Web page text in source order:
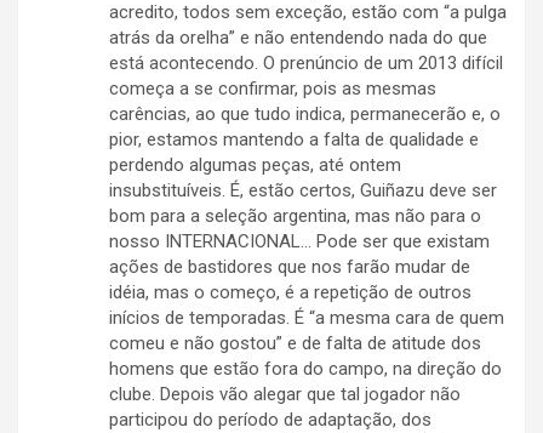
acredito, todos sem exceção, estão com “a pulga
atrás da orelha” e não entendendo nada do que
está acontecendo. O prenúncio de um 2013 difícil
começa a se confirmar, pois as mesmas
carências, ao que tudo indica, permanecerão e, o
pior, estamos mantendo a falta de qualidade e
perdendo algumas peças, até ontem
insubstituíveis. É, estão certos, Guiñazu deve ser
bom para a seleção argentina, mas não para o
nosso INTERNACIONAL… Pode ser que existam
ações de bastidores que nos farão mudar de
idéia, mas o começo, é a repetição de outros
inícios de temporadas. É “a mesma cara de quem
comeu e não gostou” e de falta de atitude dos
homens que estão fora do campo, na direção do
clube. Depois vão alegar que tal jogador não
participou do período de adaptação, dos